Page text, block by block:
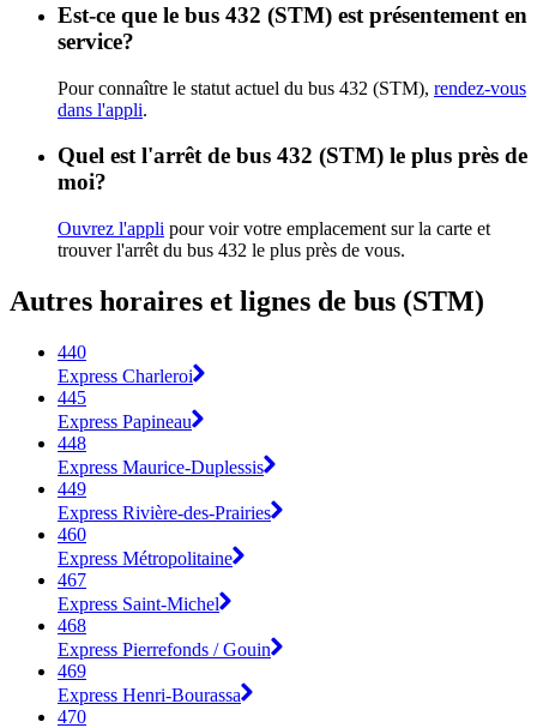
Est-ce que le bus 432 (STM) est présentement en
service?
Pour connaître le statut actuel du bus 432 (STM), rendez-vous
dans l'appli.
Quel est l'arrêt de bus 432 (STM) le plus près de
moi?
Ouvrez l'appli pour voir votre emplacement sur la carte et
trouver l'arrêt du bus 432 le plus près de vous.
Autres horaires et lignes de bus (STM)
440
Express Charleroi
445
Express Papineau
448
Express Maurice-Duplessis
449
Express Rivière-des-Prairies
460
Express Métropolitaine
467
Express Saint-Michel
468
Express Pierrefonds / Gouin
469
Express Henri-Bourassa
470